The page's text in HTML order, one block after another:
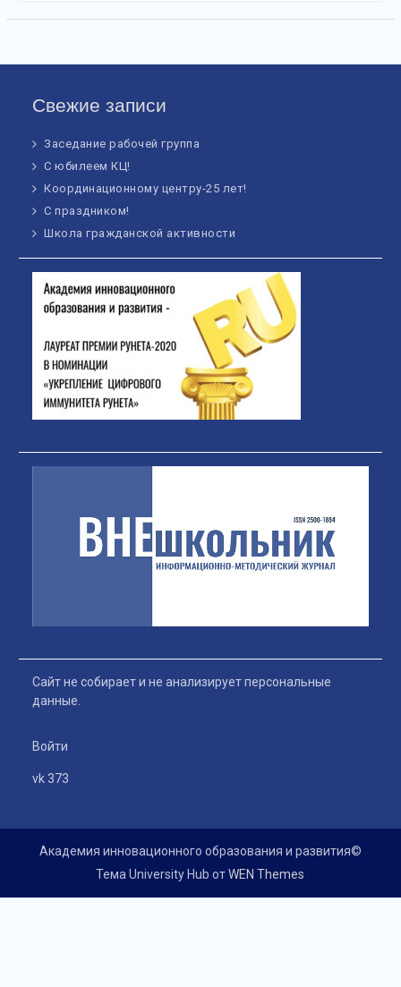
Свежие записи
Заседание рабочей группа
С юбилеем КЦ!
Координационному центру-25 лет!
С праздником!
Школа гражданской активности
Сайт не собирает и не анализирует персональные
данные.
Войти
vk 373
Академия инновационного образования и развития©
Тема University Hub отWEN Themes